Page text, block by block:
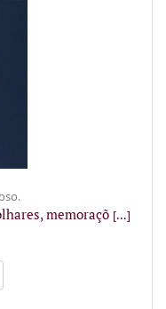
memoraçõ [...]